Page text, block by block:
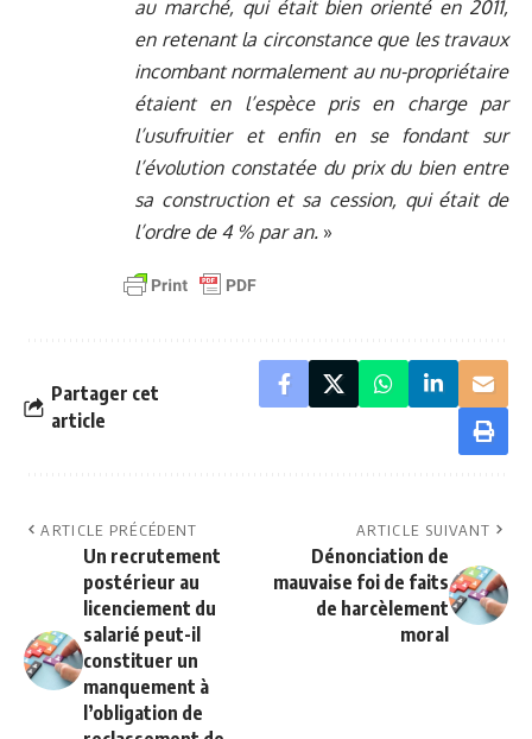
au marché, qui était bien orienté en 2011,
en retenant la circonstance que les travaux
incombant normalement au nu-propriétaire
étaient en l’espèce pris en charge par
l’usufruitier et enfin en se fondant sur
l’évolution constatée du prix du bien entre
sa construction et sa cession, qui était de
l’ordre de 4 % par an. »
Partager cet
article
ARTICLE PRÉCÉDENT
Un recrutement
postérieur au
licenciement du
salarié peut-il
constituer un
manquement à
l’obligation de
ARTICLE SUIVANT
Dénonciation de
mauvaise foi de faits
de harcèlement
moral